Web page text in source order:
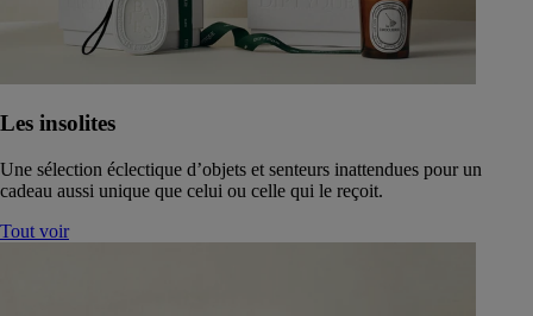
Les insolites
Une sélection éclectique d’objets et senteurs inattendues pour un
cadeau aussi unique que celui ou celle qui le reçoit.
Tout voir